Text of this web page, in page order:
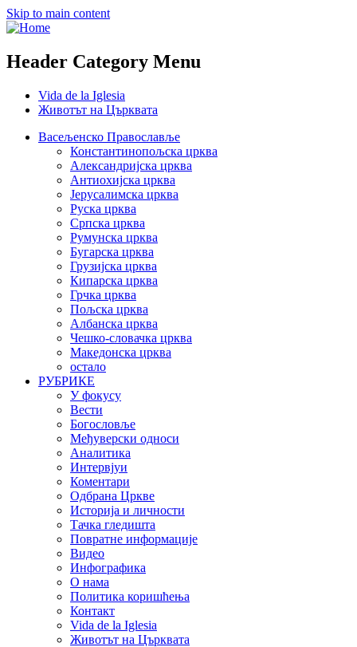
Skip to main content
Header Category Menu
Vida de la Iglesia
Животът на Църквата
Васељенско Православље
Константинопољска црква
Александријска црква
Антиохијска црква
Јерусалимска црква
Руска црква
Српска црква
Румунска црква
Бугарска црква
Грузијска црква
Кипарска црква
Грчка црква
Пољска црква
Албанска црква
Чешко-словачка црква
Македонска црква
остало
РУБРИКЕ
У фокусу
Вести
Богословље
Међуверски односи
Аналитика
Интервјуи
Коментари
Одбрана Цркве
Историја и личности
Тачка гледишта
Повратне информације
Видео
Инфографика
О нама
Политика коришћења
Контакт
Vida de la Iglesia
Животът на Църквата